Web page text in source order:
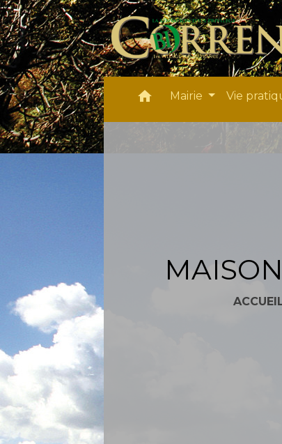
home Mairie Vie